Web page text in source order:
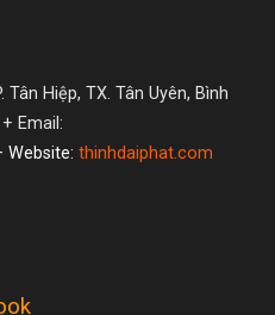
Tân Hiệp, TX. Tân Uyên, Bình
+ Email:
Website: thinhdaiphat.com